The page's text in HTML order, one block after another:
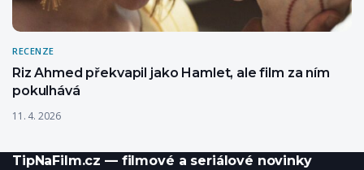
RECENZE
Riz Ahmed překvapil jako Hamlet, ale film za ním
pokulhává
11. 4. 2026
TipNaFilm.cz — filmové a seriálové novinky